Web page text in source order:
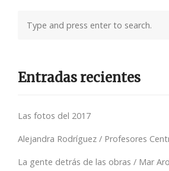
Entradas recientes
Las fotos del 2017
Alejandra Rodríguez / Profesores
La gente detrás de las obras / Mar